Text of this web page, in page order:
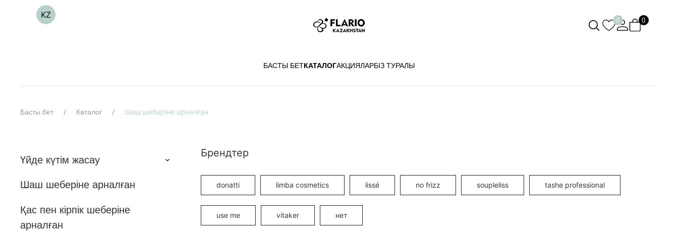
KZ
0 0
БАСТЫ БЕТКАТАЛОГАКЦИЯЛАРБІЗ ТУРАЛЫ
Басты бет Каталог Шаш шеберіне арналған
Үйде күтім жасау
Шаш шеберіне арналған
Қас пен кірпік шеберіне
арналған
Брендтер
donatti limba cosmetics lissé no frizz soupleliss tashe professional
use me vitaker нет